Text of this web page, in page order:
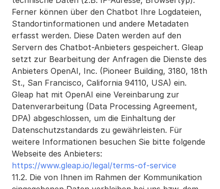
Ferner können über den Chatbot Ihre Logdateien,
Standortinformationen und andere Metadaten
erfasst werden. Diese Daten werden auf den
Servern des Chatbot-Anbieters gespeichert. Gleap
setzt zur Bearbeitung der Anfragen die Dienste des
Anbieters OpenAI, Inc. (Pioneer Building, 3180, 18th
St., San Francisco, California 94110, USA) ein.
Gleap hat mit OpenAI eine Vereinbarung zur
Datenverarbeitung (Data Processing Agreement,
DPA) abgeschlossen, um die Einhaltung der
Datenschutzstandards zu gewährleisten. Für
weitere Informationen besuchen Sie bitte folgende
https://www.gleap.io/legal/terms-of-service
11.2. Die von Ihnen im Rahmen der Kommunikation